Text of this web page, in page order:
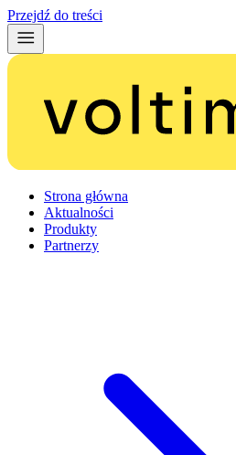
Przejdź do treści
Strona główna
Aktualności
Produkty
Partnerzy